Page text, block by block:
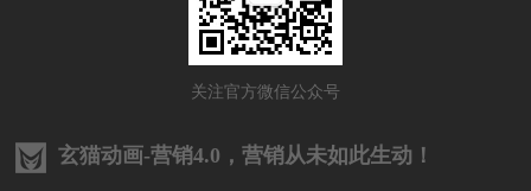
关注官方微信公众号
玄猫动画-营销4.0，营销从未如此生动！